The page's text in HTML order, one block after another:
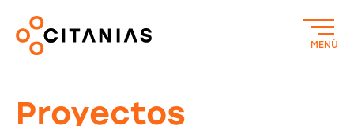
MENÚ
Proyectos